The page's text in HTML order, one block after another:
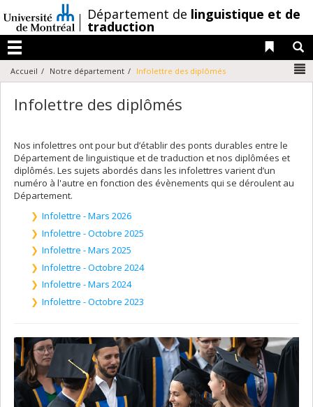
au
contenu
/Département de linguistique et de
traduction
Menu
Liens
Accueil Notre département Infolettre des diplômés
Infolettre des diplômés
Nos infolettres ont pour but d’établir des ponts durables entre le
Département de linguistique et de traduction et nos diplômées et
diplômés. Les sujets abordés dans les infolettres varient d’un
numéro à l'autre en fonction des évènements qui se déroulent au
Département.
Infolettre - Mars 2026
Infolettre - Octobre 2025
Infolettre - Mars 2025
Infolettre - Octobre 2024
Infolettre - Mars 2024
Infolettre - Octobre 2023